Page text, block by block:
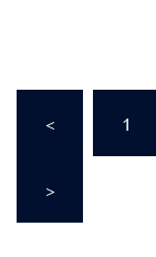
entradas
< 1
>